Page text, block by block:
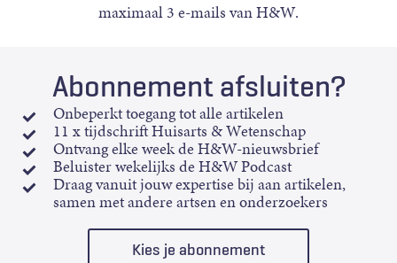
maximaal 3 e-mails van H&W.
Abonnement afsluiten?
Onbeperkt toegang tot alle artikelen
11 x tijdschrift Huisarts & Wetenschap
Ontvang elke week de H&W-nieuwsbrief
Beluister wekelijks de H&W Podcast
Draag vanuit jouw expertise bij aan artikelen,
samen met andere artsen en onderzoekers
Kies je abonnement